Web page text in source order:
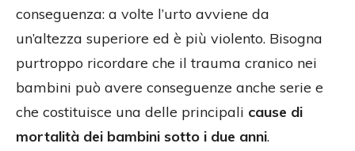
conseguenza: a volte l’urto avviene da
un’altezza superiore ed è più violento. Bisogna
purtroppo ricordare che il trauma cranico nei
bambini può avere conseguenze anche serie e
che costituisce una delle principali cause di
mortalità dei bambini sotto i due anni.